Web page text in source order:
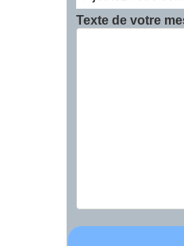
Texte de votre